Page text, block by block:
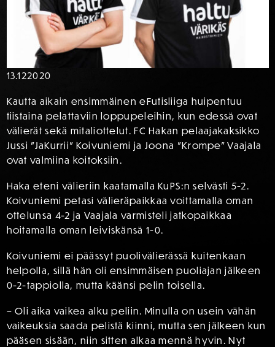
13.122020
Kautta aikain ensimmäinen eFutisliiga huipentuu
tiistaina pelattaviin loppupeleihin, kun edessä ovat
välierät sekä mitaliottelut. FC Hakan pelaajakaksikko
Jussi ”JaKurrii” Koivuniemi ja Joona ”Krompe” Vaajala
ovat valmiina koitoksiin.
Haka eteni välieriin kaatamalla KuPS:n selvästi 5-2.
Koivuniemi petasi välieräpaikkaa voittamalla oman
ottelunsa 4-2 ja Vaajala varmisteli jatkopaikkaa
hoitamalla oman leiviskänsä 1-0.
Koivuniemi ei päässyt puolivälierässä kuitenkaan
helpolla, sillä hän oli ensimmäisen puoliajan jälkeen
0-2-tappiolla, mutta käänsi pelin toisella.
– Oli aika vaikea alku peliin. Minulla on usein vähän
vaikeuksia saada pelistä kiinni, mutta sen jälkeen kun
pääsen sisään, niin sitten alkaa mennä hyvin. Nyt